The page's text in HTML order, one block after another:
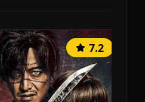
7.2